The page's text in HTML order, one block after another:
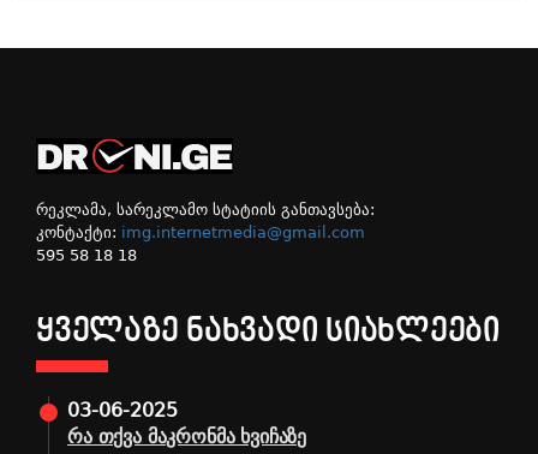
რეკლამა, სარეკლამო სტატიის განთავსება:
კონტაქტი: img.internetmedia@gmail.com
595 58 18 18
ᲧᲕᲔᲚᲐᲖᲔ ᲜᲐᲮᲕᲐᲓᲘ ᲡᲘᲐᲮᲚᲔᲔᲑᲘ
03-06-2025
რა თქვა მაკრონმა ხვიჩაზე